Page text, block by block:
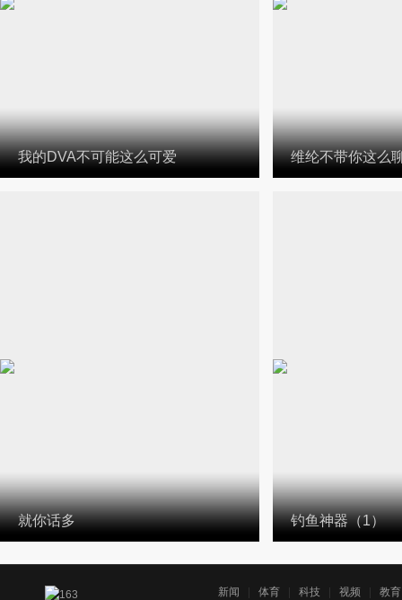
我的DVA不可能这么可爱 维纶不带你这么
就你话多 钓鱼神器（1）
新闻 体育 科技 视频 教育